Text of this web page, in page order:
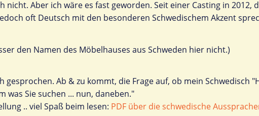
nicht. Aber ich wäre es fast geworden. Seit einer Casting in 2012,
oft Deutsch mit den besonderen Schwedischem Akzent
den Namen des Möbelhauses aus Schweden hier nicht.)
Ab & zu kommt, die Frage auf, ob mein Schwedisch
Sie suchen ... nun, daneben."
.. viel Spaß beim lesen: PDF über die schwedische